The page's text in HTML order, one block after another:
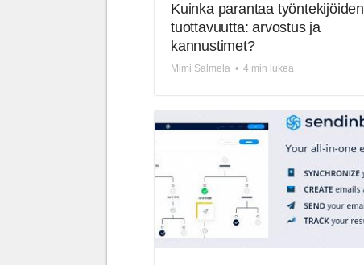
Kuinka parantaa työntekijöiden
tuottavuutta: arvostus ja
kannustimet?
Mimi Salmela • 4 min lukea